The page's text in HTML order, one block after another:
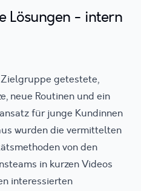
Lösungen - intern
getestete,
neue Routinen und ein
für junge Kundinnen
wurden die vermittelten
von den
in kurzen Videos
interessierten